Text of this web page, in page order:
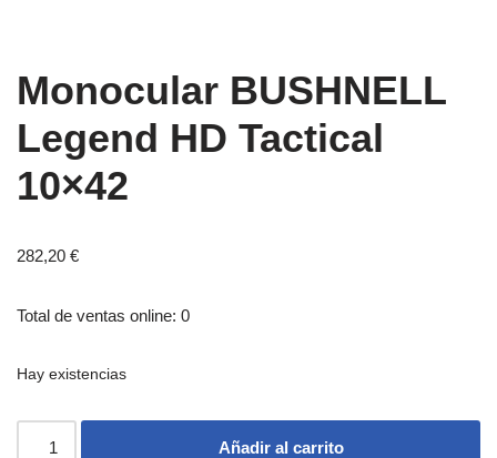
Monocular BUSHNELL
Legend HD Tactical
10×42
282,20 €
Total de ventas online: 0
Hay existencias
Añadir al carrito